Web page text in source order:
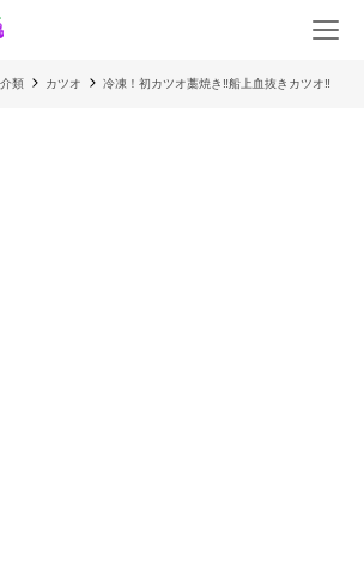
類 カツオ 冷凍！初カツオ藁焼き‼️船上血抜きカツオ‼️